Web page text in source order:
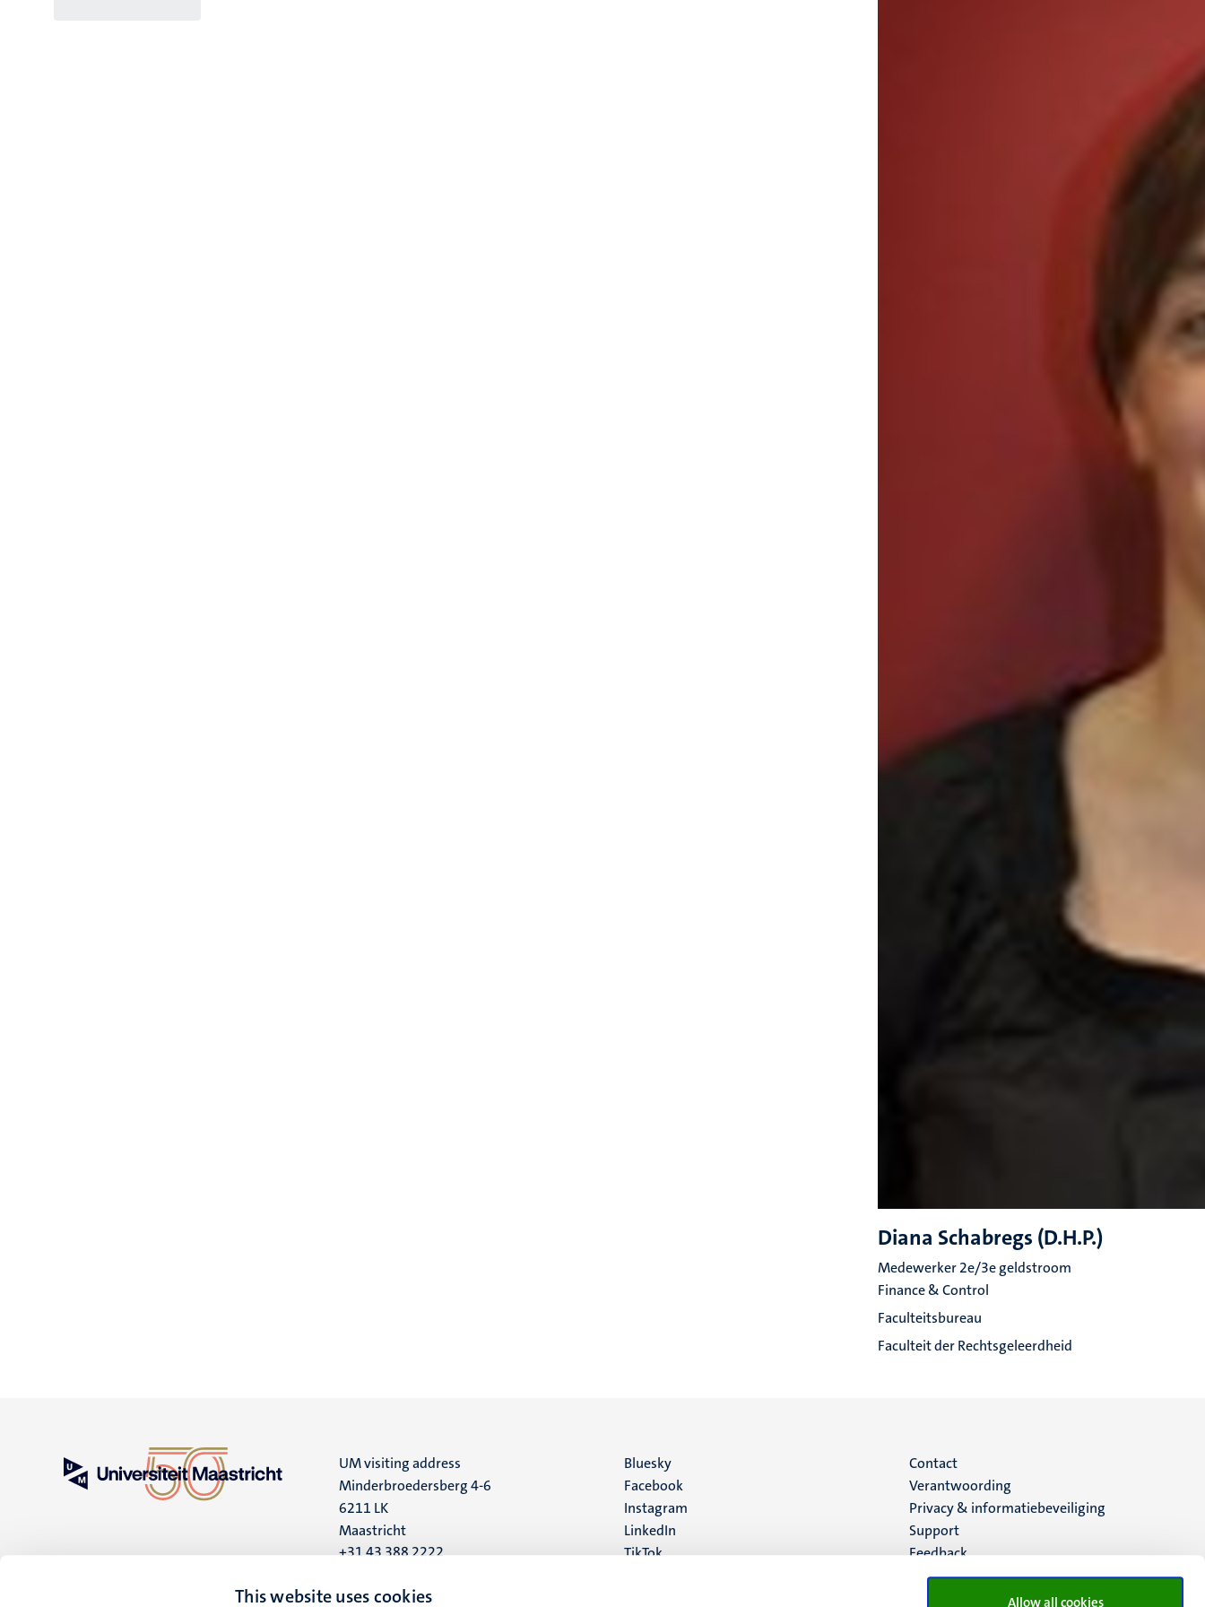
This website uses cookies Allow all cookies
Diana Schabregs (D.H.P.)
Medewerker 2e/3e geldstroom
Finance & Control
Faculteitsbureau
Faculteit der Rechtsgeleerdheid
UM visiting address
Minderbroedersberg 4-6
6211 LK
Maastricht
+31 43 388 2222
UM postal address
Social
media
Bluesky
Facebook
Instagram
LinkedIn
TikTok
Menu
footer
(NL)
Contact
Verantwoording
Privacy & informatiebeveiliging
Support
Feedback